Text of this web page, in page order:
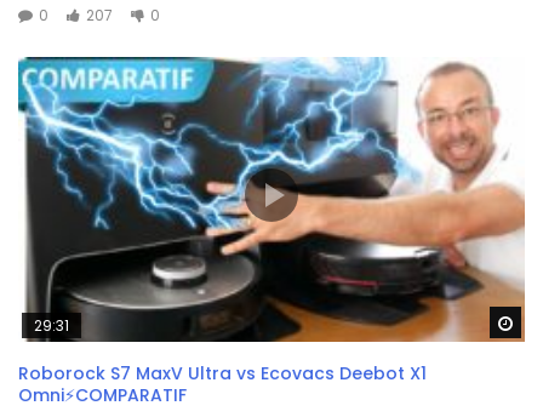
0
207 0
29:31
Roborock S7 MaxV Ultra vs Ecovacs Deebot X1
Omni⚡COMPARATIF